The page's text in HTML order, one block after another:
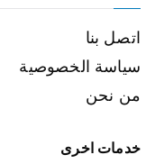
اتصل بنا
سياسة الخصوصية
من نحن
خدمات اخرى